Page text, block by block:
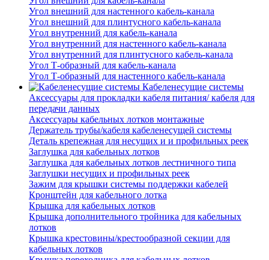
Угол внешний для настенного кабель-канала
Угол внешний для плинтусного кабель-канала
Угол внутренний для кабель-канала
Угол внутренний для настенного кабель-канала
Угол внутренний для плинтусного кабель-канала
Угол Т-образный для кабель-канала
Угол Т-образный для настенного кабель-канала
Кабеленесущие системы
Аксессуары для прокладки кабеля питания/ кабеля для
передачи данных
Аксессуары кабельных лотков монтажные
Держатель трубы/кабеля кабеленесущей системы
Деталь крепежная для несущих и и профильных реек
Заглушка для кабельных лотков
Заглушка для кабельных лотков лестничного типа
Заглушки несущих и профильных реек
Зажим для крышки системы поддержки кабелей
Кронштейн для кабельного лотка
Крышка для кабельных лотков
Крышка дополнительного тройника для кабельных
лотков
Крышка крестовины/крестообразной секции для
кабельных лотков